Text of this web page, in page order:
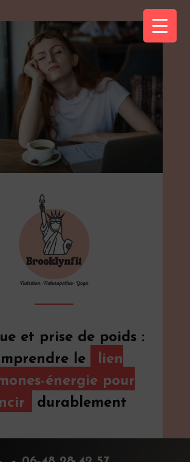
et prise de poids :
le
lien
énergie pour
durablement